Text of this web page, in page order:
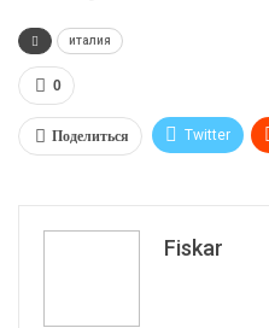
италия
0
Поделиться Twitter
Fiskar